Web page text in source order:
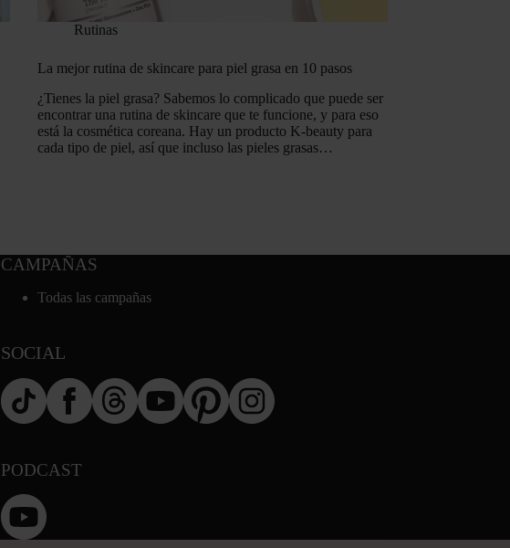
Rutinas
La mejor rutina de skincare para piel grasa en 10 pasos
¿Tienes la piel grasa? Sabemos lo complicado que puede ser
encontrar una rutina de skincare que te funcione, y para eso
está la cosmética coreana. Hay un producto K-beauty para
cada tipo de piel, así que incluso las pieles grasas…
CAMPAÑAS
Todas las campañas
SOCIAL
PODCAST